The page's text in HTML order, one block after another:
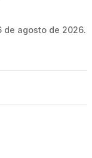
de agosto de 2026.